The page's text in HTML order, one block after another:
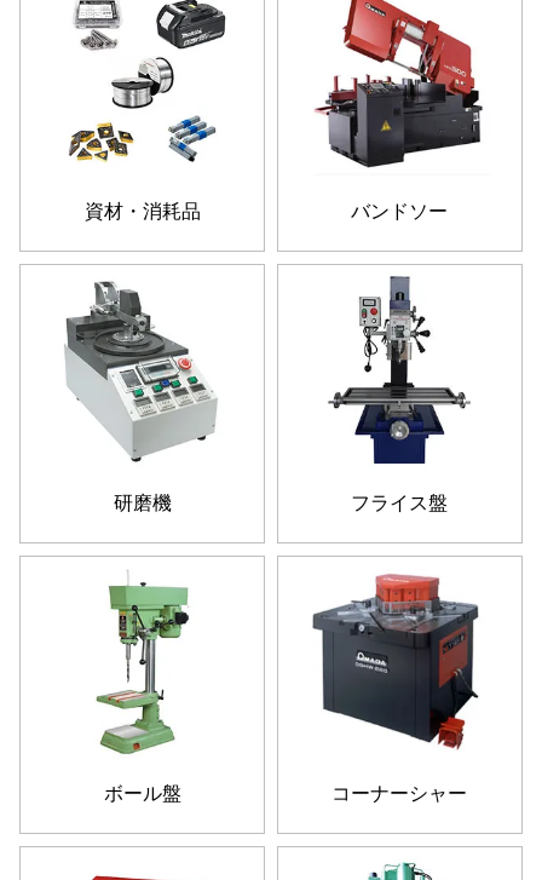
資材・消耗品 バンドソー
研磨機 フライス盤
ボール盤 コーナーシャー